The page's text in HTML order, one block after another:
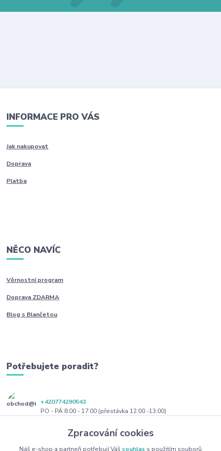
INFORMACE PRO VÁS
Jak nakupovat
Doprava
Platba
NĚCO NAVÍC
Věrnostní program
Doprava ZDARMA
Blog s Blančetou
Potřebujete poradit?
+420774290543
PO - PÁ 8:00 - 17:00 (přestávka 12:00 -13:00)
obchod@blanceta.czZpracování cookies
Náš e-shop a partneři potřebují Váš souhlas s použitím souborů